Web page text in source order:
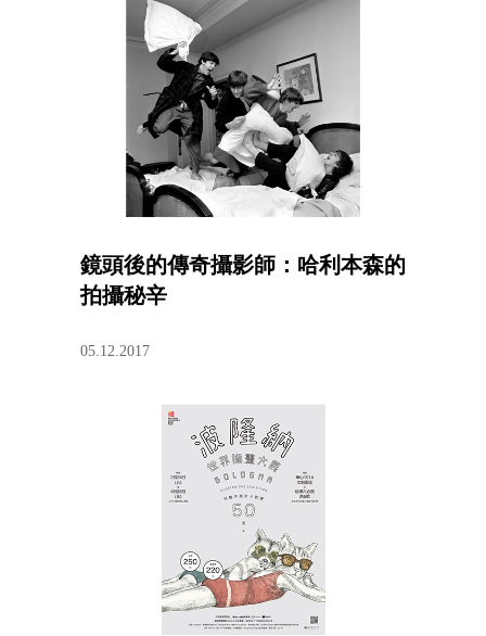
鏡頭後的傳奇攝影師：哈利本森的
拍攝秘辛
05.12.2017